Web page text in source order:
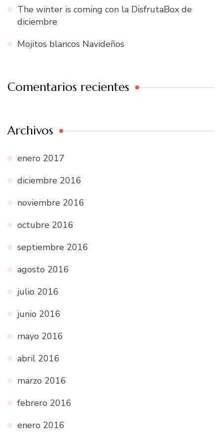
The winter is coming con la DisfrutaBox de
diciembre
Mojitos blancos Navideños
Comentarios recientes
Archivos
enero 2017
diciembre 2016
noviembre 2016
octubre 2016
septiembre 2016
agosto 2016
julio 2016
junio 2016
mayo 2016
abril 2016
marzo 2016
febrero 2016
enero 2016